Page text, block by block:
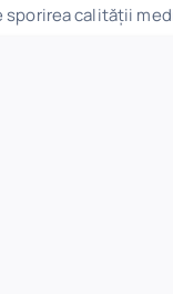
calității